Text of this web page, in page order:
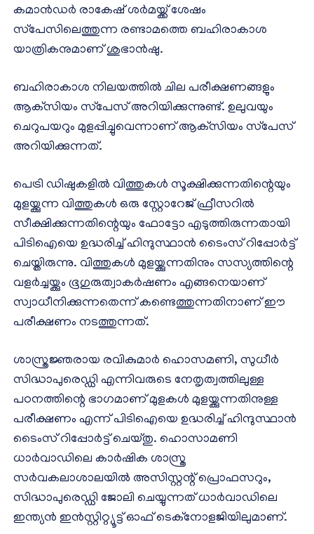
കമാന്‍ഡര്‍ രാകേഷ് ശര്‍മയ്ക്ക് ശേഷം
സ്‌പേസിലെത്തുന്ന രണ്ടാമത്തെ ബഹിരാകാശ
യാത്രികനുമാണ് ശുഭാന്‍ഷു.
ബഹിരാകാശ നിലയത്തില്‍ ചില പരീക്ഷണങ്ങളും
ആക്‌സിയം സ്‌പേസ് അറിയിക്കുന്നുണ്ട്. ഉലുവയും
ചെറുപയറും മുളപ്പിച്ചുവെന്നാണ് ആക്‌സിയം സ്‌പേസ്
അറിയിക്കുന്നത്.
പെട്രി ഡിഷുകളില്‍ വിത്തുകള്‍ സൂക്ഷിക്കുന്നതിന്റെയും
മുളയ്ക്കുന്ന വിത്തുകള്‍ ഒരു സ്റ്റോറേജ് ഫ്രീസറില്‍
സീക്ഷിക്കുന്നതിന്റെയും ഫോട്ടോ എടുത്തിരുന്നതായി
പിടിഐയെ ഉദ്ധരിച്ച് ഹിന്ദുസ്ഥാന്‍ ടൈംസ് റിപ്പോര്‍ട്ട്
ചെയ്തിരുന്നു. വിത്തുകള്‍ മുളയ്ക്കുന്നതിനും സസ്യത്തിന്റെ
വളര്‍ച്ചയ്ക്കും ഭൂഗുരുത്വാകര്‍ഷണം എങ്ങനെയാണ്
സ്വാധീനിക്കുന്നതെന്ന് കണ്ടെത്തുന്നതിനാണ് ഈ
പരീക്ഷണം നടത്തുന്നത്.
ശാസ്ത്രജ്ഞരായ രവികുമാര്‍ ഹൊസമണി, സുധീര്‍
സിദ്ധാപുരെഡ്ഡി എന്നിവരുടെ നേതൃത്വത്തിലുള്ള
പഠനത്തിന്റെ ഭാഗമാണ് മുളകള്‍ മുളയ്ക്കുന്നതിനുള്ള
പരീക്ഷണം എന്ന് പിടിഐയെ ഉദ്ധരിച്ച് ഹിന്ദുസ്ഥാന്‍
ടൈംസ് റിപ്പോര്‍ട്ട് ചെയ്തു. ഹൊസാമണി
ധാര്‍വാഡിലെ കാര്‍ഷിക ശാസ്ത്ര
സര്‍വകലാശാലയില്‍ അസിസ്റ്റന്റ് പ്രൊഫസറും,
സിദ്ധാപുരെഡ്ഡി ജോലി ചെയ്യുന്നത് ധാര്‍വാഡിലെ
ഇന്ത്യന്‍ ഇന്‍സ്റ്റിറ്റ്യൂട്ട് ഓഫ് ടെക്‌നോളജിയിലുമാണ്.